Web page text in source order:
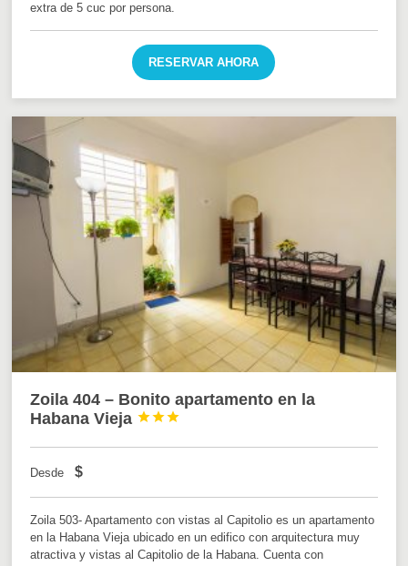
extra de 5 cuc por persona.
RESERVAR AHORA
Zoila 404 – Bonito apartamento en la
Habana Vieja



Desde $
Zoila 503- Apartamento con vistas al Capitolio es un apartamento
en la Habana Vieja ubicado en un edifico con arquitectura muy
atractiva y vistas al Capitolio de la Habana. Cuenta con